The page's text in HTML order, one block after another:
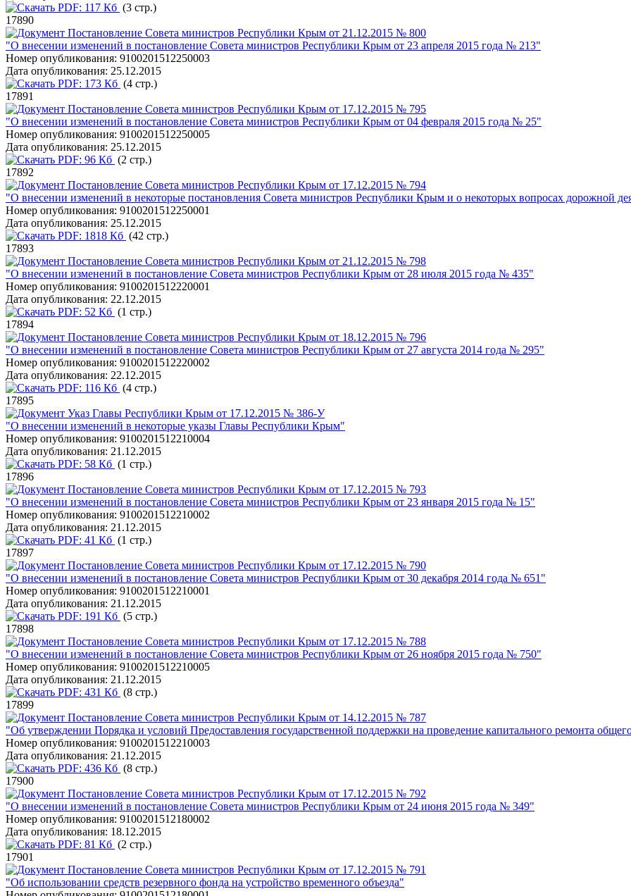
PDF: 117 Кб (3 стр.)
17890
Постановление Совета министров Республики Крым от 21.12.2015 № 800
"О внесении изменений в постановление Совета министров Республики Крым от 23 апреля 2015 года № 213"
Номер опубликования: 9100201512250003
Дата опубликования: 25.12.2015
PDF: 173 Кб (4 стр.)
17891
Постановление Совета министров Республики Крым от 17.12.2015 № 795
"О внесении изменений в постановление Совета министров Республики Крым от 04 февраля 2015 года № 25"
Номер опубликования: 9100201512250005
Дата опубликования: 25.12.2015
PDF: 96 Кб (2 стр.)
17892
Постановление Совета министров Республики Крым от 17.12.2015 № 794
"О внесении изменений в некоторые постановления Совета министров Республики Крым и о некоторых вопросах дорожной
Номер опубликования: 9100201512250001
Дата опубликования: 25.12.2015
PDF: 1818 Кб (42 стр.)
17893
Постановление Совета министров Республики Крым от 21.12.2015 № 798
"О внесении изменений в постановление Совета министров Республики Крым от 28 июля 2015 года № 435"
Номер опубликования: 9100201512220001
Дата опубликования: 22.12.2015
PDF: 52 Кб (1 стр.)
17894
Постановление Совета министров Республики Крым от 18.12.2015 № 796
"О внесении изменений в постановление Совета министров Республики Крым от 27 августа 2014 года № 295"
Номер опубликования: 9100201512220002
Дата опубликования: 22.12.2015
PDF: 116 Кб (4 стр.)
17895
Указ Главы Республики Крым от 17.12.2015 № 386-У
"О внесении изменений в некоторые указы Главы Республики Крым"
Номер опубликования: 9100201512210004
Дата опубликования: 21.12.2015
PDF: 58 Кб (1 стр.)
17896
Постановление Совета министров Республики Крым от 17.12.2015 № 793
"О внесении изменений в постановление Совета министров Республики Крым от 23 января 2015 года № 15"
Номер опубликования: 9100201512210002
Дата опубликования: 21.12.2015
PDF: 41 Кб (1 стр.)
17897
Постановление Совета министров Республики Крым от 17.12.2015 № 790
"О внесении изменений в постановление Совета министров Республики Крым от 30 декабря 2014 года № 651"
Номер опубликования: 9100201512210001
Дата опубликования: 21.12.2015
PDF: 191 Кб (5 стр.)
17898
Постановление Совета министров Республики Крым от 17.12.2015 № 788
"О внесении изменений в постановление Совета министров Республики Крым от 26 ноября 2015 года № 750"
Номер опубликования: 9100201512210005
Дата опубликования: 21.12.2015
PDF: 431 Кб (8 стр.)
17899
Постановление Совета министров Республики Крым от 14.12.2015 № 787
"Об утверждении Порядка и условий Предоставления государственной поддержки на проведение капитального ремонта
Номер опубликования: 9100201512210003
Дата опубликования: 21.12.2015
PDF: 436 Кб (8 стр.)
17900
Постановление Совета министров Республики Крым от 17.12.2015 № 792
"О внесении изменений в постановление Совета министров Республики Крым от 24 июня 2015 года № 349"
Номер опубликования: 9100201512180002
Дата опубликования: 18.12.2015
PDF: 81 Кб (2 стр.)
17901
Постановление Совета министров Республики Крым от 17.12.2015 № 791
"Об использовании средств резервного фонда на устройство временного объезда"